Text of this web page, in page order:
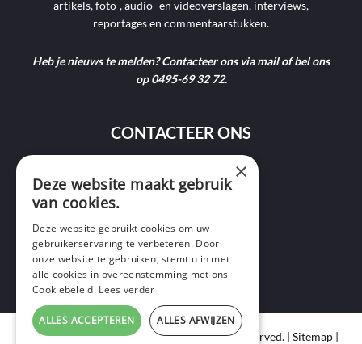
artikels, foto-, audio- en videoverslagen, interviews,
reportages en commentaarstukken.
Heb je nieuws te melden? Contacteer ons via mail of bel ons
op 0495-69 32 72.
CONTACTEER ONS
9400 Ninove
+32 495 69 32 72
Copyright © 2020 Ninof Media. All Rights Reserved. | Sitemap|
×
Deze website maakt gebruik
van cookies.
Deze website gebruikt cookies om uw
gebruikerservaring te verbeteren. Door
onze website te gebruiken, stemt u in met
alle cookies in overeenstemming met ons
Cookiebeleid. Lees verder
ALLES ACCEPTEREN ALLES AFWIJZEN